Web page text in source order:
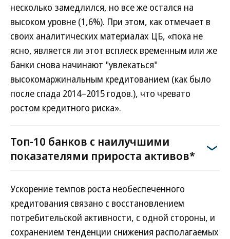
несколько замедлился, но все же остался на
высоком уровне (1,6%). При этом, как отмечает в
своих аналитических материалах ЦБ, «пока не
ясно, является ли этот всплеск временным или же
банки снова начинают "увлекаться"
высокомаржинальным кредитованием (как было
после спада 2014–2015 годов.), что чревато
ростом кредитного риска».
Топ-10 банков с наилучшими
показателями прироста активов*
Ускорение темпов роста необеспеченного
кредитования связано с восстановлением
потребительской активности, с одной стороны, и
сохранением тенденции снижения располагаемых